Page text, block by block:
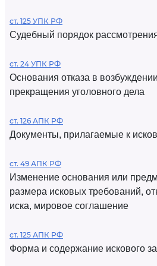
ст. 125 УПК РФ
Судебный порядок
ст. 24 УПК РФ
Основания отказа в
прекращения уголовного дела
ст. 126 АПК РФ
Документы, прилагаемые к
ст. 49 АПК РФ
Изменение основания или
размера исковых требований,
иска, мировое соглашение
ст. 125 АПК РФ
Форма и содержание искового